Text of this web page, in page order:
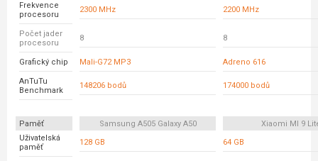
Frekvence
procesoru
2300 MHz 2200 MHz
Počet jader
procesoru
8 8
Grafický chip Mali-G72 MP3 Adreno 616
AnTuTu
Benchmark
148206 bodů 174000 bodů
Paměť Samsung A505 Galaxy A50
Xiaomi MI 9
Uživatelská
paměť
128 GB 64 GB